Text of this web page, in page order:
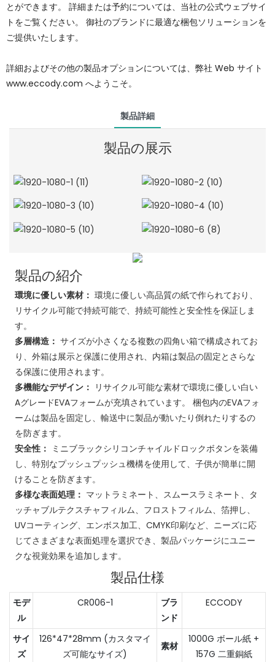
とができます。 詳細または予約については、当社の公式ウェブサイ
トをご覧ください。 御社のブランドに最適な梱包ソリューションを
ご提供いたします。
詳細およびその他の製品オプションについては、弊社 Web サイト
www.eccody.com へようこそ。
製品詳細
製品の展示
製品の紹介
環境に優しい素材： 環境に優しい高品質の紙で作られており、
リサイクル可能で持続可能で、持続可能性と安全性を保証しま
す。
多層構造： サイズが小さくなる複数の四角い箱で構成されてお
り、外箱は展示と保護に使用され、内箱は製品の固定とさらな
る保護に使用されます。
多機能なデザイン： リサイクル可能な素材で環境に優しい白い
AグレードEVAフォームが充填されています。 梱包内のEVAフォ
ームは製品を固定し、輸送中に製品が動いたり倒れたりするの
を防ぎます。
安全性： ミニブラックシリコンチャイルドロックボタンを装備
し、特別なプッシュプッシュ機構を使用して、子供が簡単に開
けることを防ぎます。
多様な表面処理： マットラミネート、スムースラミネート、タ
ッチャブルテクスチャフィルム、フロストフィルム、箔押し、
UVコーティング、エンボス加工、CMYK印刷など、ニーズに応
じてさまざまな表面処理を選択でき、製品パッケージにユニー
クな視覚効果を追加します。
製品仕様
モデ
ル
CR006-1
ブラ
ンド
ECCODY
サイ
ズ
126*47*28mm (カスタマイ
ズ可能なサイズ)
素材
1000G ボール紙 +
157G 二重銅紙